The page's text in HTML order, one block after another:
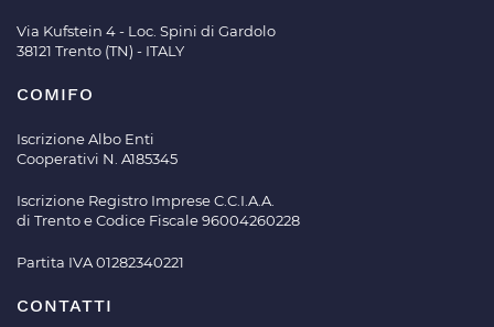
Via Kufstein 4 - Loc. Spini di Gardolo
38121 Trento (TN) - ITALY
COMIFO
Iscrizione Albo Enti
Cooperativi N. A185345
Iscrizione Registro Imprese C.C.I.A.A.
di Trento e Codice Fiscale 96004260228
Partita IVA 01282340221
CONTATTI